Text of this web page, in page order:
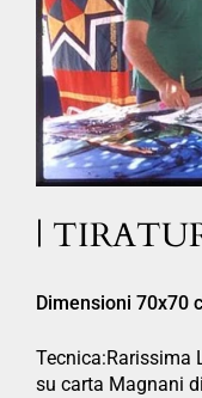
|
Dimensioni 70x70
Tecnica:Rarissima
su carta Magnani